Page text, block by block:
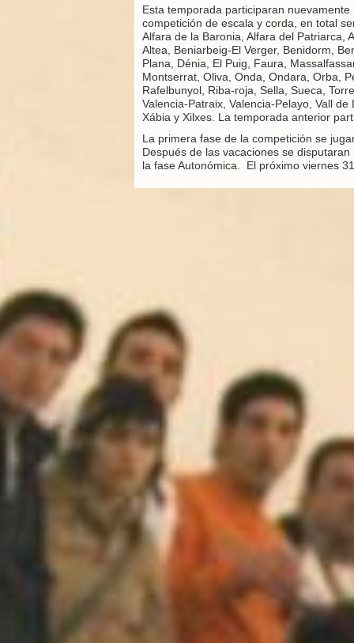
Esta temporada participaran
competición de escala y corda, en total
Alfara de la Baronia, Alfara del Patriarca,
Altea, Beniarbeig-El Verger, Benidorm,
Plana, Dénia, El Puig, Faura,
Montserrat, Oliva, Onda, Ondara, Orba,
Rafelbunyol, Riba-roja, Sella, Sueca,
Valencia-Patraix, Valencia-Pelayo, Vall
Xábia y Xilxes. La temporada anterior
La primera fase de la competición se
Después de las vacaciones se
la fase Autonómica. El próximo viernes